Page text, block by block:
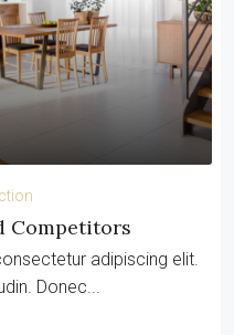
Competitors
adipiscing elit.
Donec...